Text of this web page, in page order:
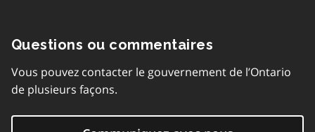
Questions ou commentaires
Vous pouvez contacter le gouvernement de l’Ontario
de plusieurs façons.